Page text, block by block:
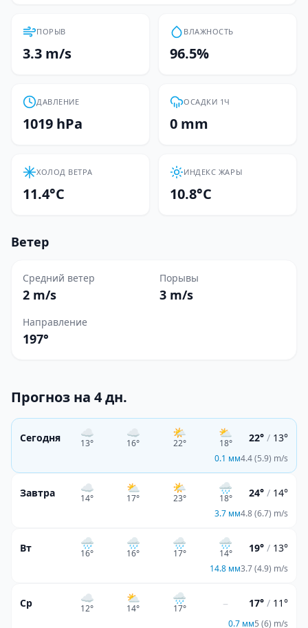
ПОРЫВ
3.3 m/s
ВЛАЖНОСТЬ
96.5%
ДАВЛЕНИЕ
1019 hPa
ОСАДКИ 1Ч
0 mm
ХОЛОД ВЕТРА
11.4°C
ИНДЕКС ЖАРЫ
10.8°C
Ветер
Средний ветер
2 m/s
Порывы
3 m/s
Направление
197°
Прогноз на 4 дн.
Сегодня ☁️
13°
☁️
16°
🌤️
22°
⛅
18° 22° / 13°
0.1 мм4.4 (5.9) m/s
Завтра ☁️
14°
⛅
17°
🌤️
23°
🌧️
18° 24° / 14°
3.7 мм4.8 (6.7) m/s
Вт 🌧️
16°
🌧️
16°
🌧️
17°
🌧️
14° 19° / 13°
14.8 мм3.7 (4.9) m/s
Ср ☁️
12°
⛅
14°
🌧️
17° – 17° / 11°
0.7 мм5 (6) m/s